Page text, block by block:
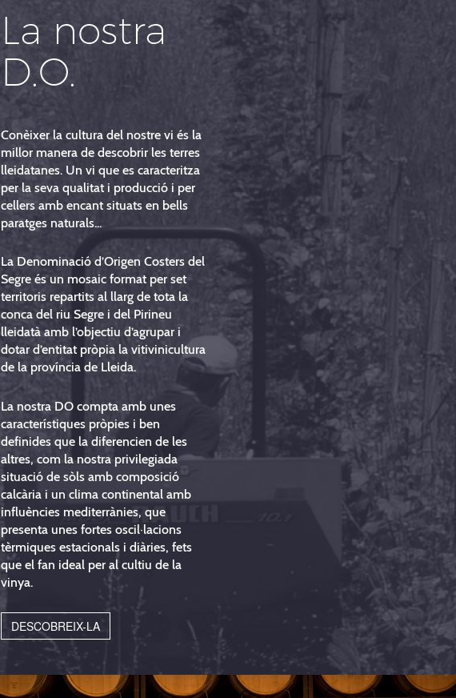
La nostra
D.O.
Conèixer la cultura del nostre vi és la
millor manera de descobrir les terres
lleidatanes. Un vi que es caracteritza
per la seva qualitat i producció i per
cellers amb encant situats en bells
paratges naturals...
La Denominació d’Origen Costers del
Segre és un mosaic format per set
territoris repartits al llarg de tota la
conca del riu Segre i del Pirineu
lleidatà amb l’objectiu d’agrupar i
dotar d’entitat pròpia la vitivinicultura
de la província de Lleida.
La nostra DO compta amb unes
característiques pròpies i ben
definides que la diferencien de les
altres, com la nostra privilegiada
situació de sòls amb composició
calcària i un clima continental amb
influències mediterrànies, que
presenta unes fortes oscil·lacions
tèrmiques estacionals i diàries, fets
que el fan ideal per al cultiu de la
vinya.
DESCOBREIX-LA